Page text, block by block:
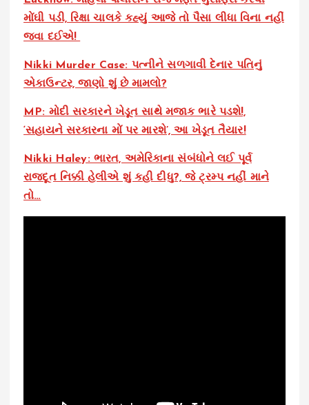
મોંઘી પડી, રિક્ષા ચાલકે કહ્યું આજે તો પૈસા લીધા વિના નહીં
જવા દઈએ!
Nikki Murder Case: પત્નીને સળગાવી દેનાર પતિનું
એકાઉન્ટર, જાણો શું છે મામલો?
MP: મોદી સરકારને ખેડૂત સાથે મજાક ભારે પડશે!,
‘સહાયને સરકારના મોં પર મારશે’, આ ખેડૂત તૈયાર!
Nikki Haley: ભારત, અમેરિકાના સંબંધોને લઈ પૂર્વ
રાજદૂત નિક્કી હેલીએ શું કહી દીધુ?, જે ટ્રમ્પ નહીં માને
તો…